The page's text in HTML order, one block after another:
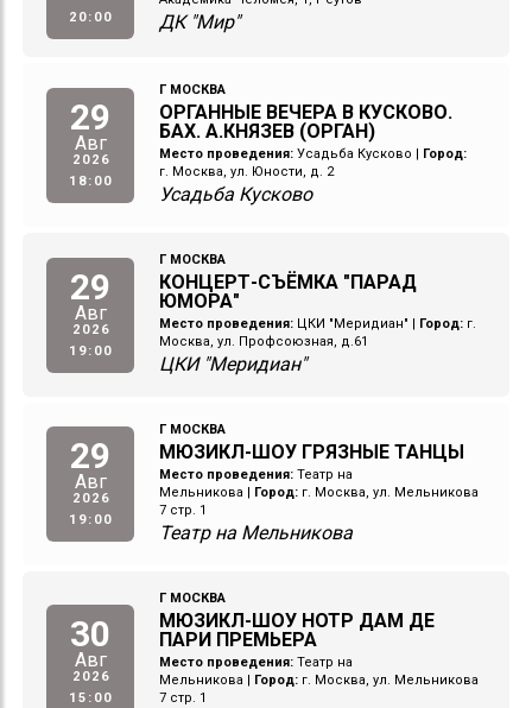
20:00
ДК "Мир"
29
Авг
2026
18:00
Г МОСКВА
ОРГАННЫЕ ВЕЧЕРА В КУСКОВО.
БАХ. А.КНЯЗЕВ (ОРГАН)
Место проведения: Усадьба Кусково
Город:
г. Москва, ул. Юности, д. 2
Усадьба Кусково
29
Авг
2026
19:00
Г МОСКВА
КОНЦЕРТ-СЪЁМКА "ПАРАД
ЮМОРА"
Место проведения: ЦКИ "Меридиан" Город: г.
Москва, ул. Профсоюзная, д.61
ЦКИ "Меридиан"
29
Авг
2026
19:00
Г МОСКВА
МЮЗИКЛ-ШОУ ГРЯЗНЫЕ ТАНЦЫ
Место проведения: Театр на
Мельникова
Город: г. Москва, ул. Мельникова
7 стр. 1
Театр на Мельникова
30
Авг
2026
15:00
Г МОСКВА
МЮЗИКЛ-ШОУ НОТР ДАМ ДЕ
ПАРИ ПРЕМЬЕРА
Место проведения: Театр на
Мельникова
Город: г. Москва, ул. Мельникова
7 стр. 1